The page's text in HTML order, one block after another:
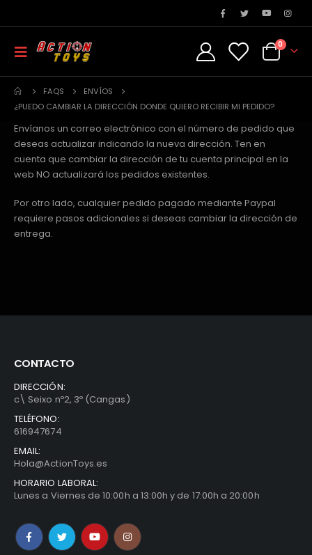
0
FAQS
ENVÍOS
¿PUEDO CAMBIAR LA DIRECCIÓN DONDE QUIERO RECIBIR MI PEDIDO?
Envíanos un correo electrónico con el número de pedido que
deseas actualizar indicando la nueva dirección. Ten en
cuenta que cambiar la dirección de tu cuenta principal en la
web NO actualizará los pedidos existentes.
Por otro lado, cualquier pedido pagado mediante Paypal
requiere pasos adicionales si deseas cambiar la dirección de
entrega.
CONTACTO
DIRECCIÓN:
c\ Seixo nº2, 3º (Cangas)
TELÉFONO:
616947674
EMAIL:
Hola@ActionToys.es
HORARIO LABORAL:
Lunes a Viernes de 10:00h a 13:00h y de 17:00h a 20:00h